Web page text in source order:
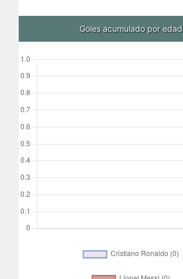
Goles acumulado por edad